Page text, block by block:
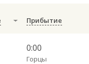
Прибытие
0:00
Горцы